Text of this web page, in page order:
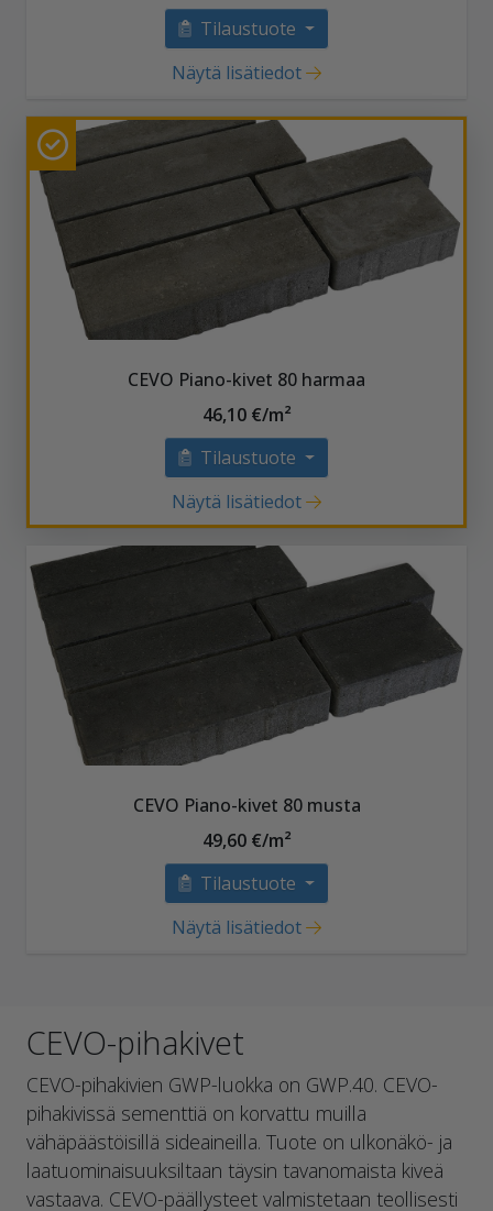
Tilaustuote
Näytä lisätiedot
CEVO Piano-kivet 80 harmaa
46,10 €/m²
Tilaustuote
Näytä lisätiedot
CEVO Piano-kivet 80 musta
49,60 €/m²
Tilaustuote
Näytä lisätiedot
CEVO-pihakivet
CEVO-pihakivien GWP-luokka on GWP.40. CEVO-
pihakivissä sementtiä on korvattu muilla
vähäpäästöisillä sideaineilla. Tuote on ulkonäkö- ja
laatuominaisuuksiltaan täysin tavanomaista kiveä
vastaava. CEVO-päällysteet valmistetaan teollisesti